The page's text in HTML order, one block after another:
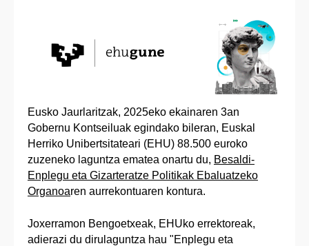
Eusko Jaurlaritzak, 2025eko ekainaren 3an
Gobernu Kontseiluak egindako bileran, Euskal
Herriko Unibertsitateari (EHU) 88.500 euroko
zuzeneko laguntza ematea onartu du, Besaldi-
Enplegu eta Gizarteratze Politikak Ebaluatzeko
Organoaren aurrekontuaren kontura.
Joxerramon Bengoetxeak, EHUko errektoreak,
adierazi du dirulaguntza hau "Enplegu eta